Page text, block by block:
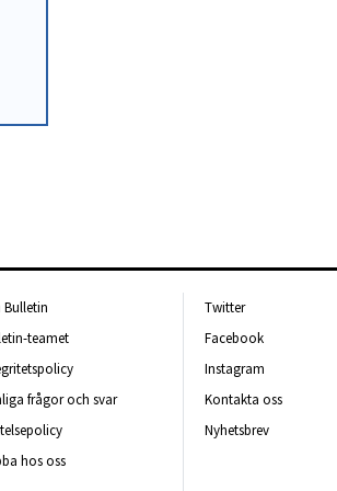
Bulletin
teamet
frågor och svar
hos oss
Twitter
Facebook
Instagram
Kontakta oss
Nyhetsbrev